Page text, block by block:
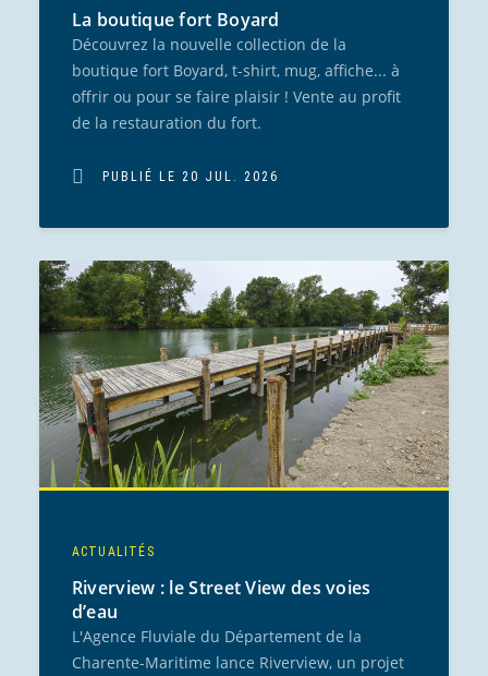
La boutique fort Boyard
Découvrez la nouvelle collection de la
boutique fort Boyard, t-shirt, mug, affiche... à
offrir ou pour se faire plaisir ! Vente au profit
de la restauration du fort.
PUBLIÉ LE 20 JUL. 2026
ACTUALITÉS
Riverview : le Street View des voies
d’eau
L'Agence Fluviale du Département de la
Charente-Maritime lance Riverview, un projet